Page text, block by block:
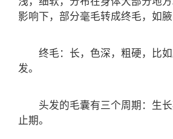
影响下，部分毫毛转成终毛，如腋
终毛：长，色深，粗硬，比如
发。
头发的毛囊有三个周期：生长
止期。